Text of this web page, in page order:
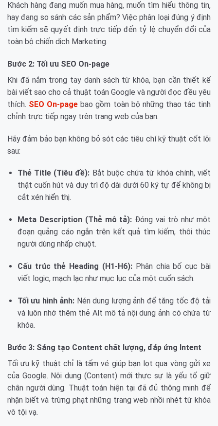
Khách hàng đang muốn mua hàng, muốn tìm hiểu thông tin,
hay đang so sánh các sản phẩm? Việc phân loại đúng ý định
tìm kiếm sẽ quyết định trực tiếp đến tỷ lệ chuyển đổi của
toàn bộ chiến dịch Marketing.
Bước 2: Tối ưu SEO On-page
Khi đã nắm trong tay danh sách từ khóa, bạn cần thiết kế
bài viết sao cho cả thuật toán Google và người đọc đều yêu
thích. SEO On-page bao gồm toàn bộ những thao tác tinh
chỉnh trực tiếp ngay trên trang web của bạn.
Hãy đảm bảo bạn không bỏ sót các tiêu chí kỹ thuật cốt lõi
sau:
Thẻ Title (Tiêu đề): Bắt buộc chứa từ khóa chính, viết
thật cuốn hút và duy trì độ dài dưới 60 ký tự để không bị
cắt xén hiển thị.
Meta Description (Thẻ mô tả): Đóng vai trò như một
đoạn quảng cáo ngắn trên kết quả tìm kiếm, thôi thúc
người dùng nhấp chuột.
Cấu trúc thẻ Heading (H1-H6): Phân chia bố cục bài
viết logic, mạch lạc như mục lục của một cuốn sách.
Tối ưu hình ảnh: Nén dung lượng ảnh để tăng tốc độ tải
và luôn nhớ thêm thẻ Alt mô tả nội dung ảnh có chứa từ
khóa.
Bước 3: Sáng tạo Content chất lượng, đáp ứng Intent
Tối ưu kỹ thuật chỉ là tấm vé giúp bạn lọt qua vòng gửi xe
của Google. Nội dung (Content) mới thực sự là yếu tố giữ
chân người dùng. Thuật toán hiện tại đã đủ thông minh để
nhận biết và trừng phạt những trang web nhồi nhét từ khóa
vô tội vạ.